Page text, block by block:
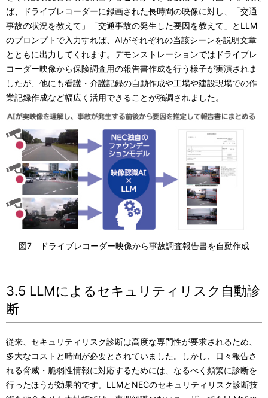
ば、ドライブレコーダーに録画された長時間の映像に対し、「交通
事故の状況を教えて」「交通事故の発生した要因を教えて」とLLM
のプロンプトで入力すれば、AIがそれぞれの当該シーンを説明文章
とともに出力してくれます。デモンストレーションではドライブレ
コーダー映像から保険調査用の報告書作成を行う様子が実演されま
したが、他にも看護・介護記録の自動作成や工場や建設現場での作
業記録作成など幅広く活用できることが強調されました。
図7 ドライブレコーダー映像から事故調査報告書を自動作成
3.5 LLMによるセキュリティリスク自動診
断
従来、セキュリティリスク診断は高度な専門性が要求されるため、
多大なコストと時間が必要とされていました。しかし、日々報告さ
れる脅威・脆弱性情報に対応するためには、なるべく頻繁に診断を
行ったほうが効果的です。LLMとNECのセキュリティリスク診断技